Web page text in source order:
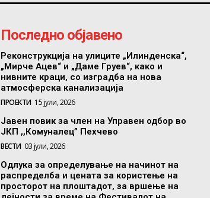
Последно објавено
Реконструкција на улиците „Илинденска“,
„Мирче Ацев“ и „Даме Груев“, како и
нивните краци, со изградба на нова
атмосферска канализација
ПРОЕКТИ 15 јули, 2026
Јавен повик за член на Управен одбор во
ЈКП ,,Комуналец” Пехчево
ВЕСТИ 03 јули, 2026
Одлука за определување на начинот на
распределба и цената за користење на
просторот на плоштадот, за вршење на